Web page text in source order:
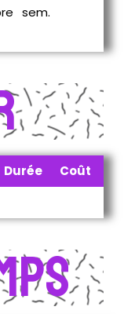
sem.
Durée
Coût